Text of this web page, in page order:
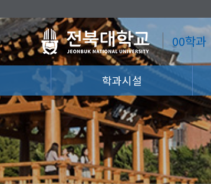
00학과
학과시설